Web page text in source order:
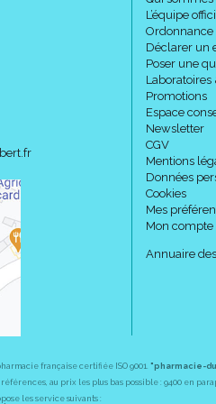
L’équipe
Ordonnance
Déclarer un
Poser une
Laboratoires
Promotions
Espace
Newsletter
CGV
Mentions
Données
Cookies
Mes
Mon compte
Annuaire
française certifiée ISO 9001. "pharmacie-
au prix les plus bas possible : 9400 en
les service suivants :